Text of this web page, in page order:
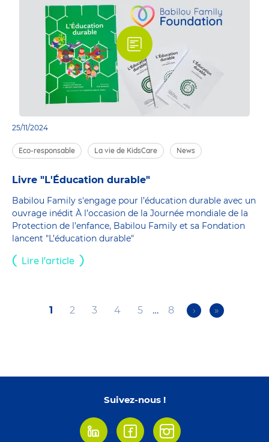
25/11/2024
Eco-responsable La vie de KidsCare News
Livre "L'Éducation durable"
Babilou Family s'engage pour l’éducation durable avec un
ouvrage inédit À l’occasion de la Journée mondiale de la
Protection de l’enfance, Babilou Family et sa Fondation
lancent "L’éducation durable"
Lire l'article
Pagination
Current
1 Page
2 Page
3 Page
4 Page
5 … Page
8
Next
›
Last
»
Suivez-nous !
LinkedinFacebookInstagram